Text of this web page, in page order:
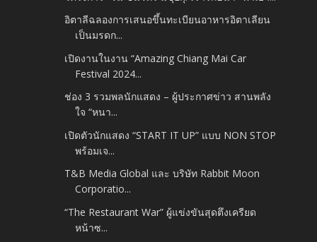
อิตาลีฉลองการเสนอขึ้นทะเบียนอาหารอิตาเลียน
เป็นมรดก...
เปิดงานในงาน “Amazing Chiang Mai Car
Festival 2024...
ช่อง 3 รวมพลนักแสดง – ผู้ประกาศข่าว สานพลัง
ใจ “หนา...
เปิดตัวนักแสดง “START IT UP” แบบ NON STOP
พร้อมเจ...
T&B Media Global และ บริษัท Rabbit Moon
Corporatio...
“The Restaurant War” ผู้แข่งขันสุดตึงเครียด
หน้าซ...